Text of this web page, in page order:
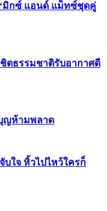
“มิกซ์ แอนด์ แม็ทซ์ชุดคู่
ดธรรมชาติรับอากาศดี
ญห้ามพลาด
บใจ หิ้วไปไหว้ใครก็